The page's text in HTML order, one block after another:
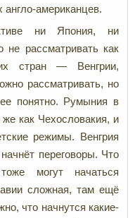
англо-американцев.
ни Япония, ни
рассматривать как
стран — Венгрии,
рассматривать, но
понятно. Румыния в
как Чехословакия, и
режимы. Венгрия
переговоры. Что
могут начаться
сложная, там ещё
что начнутся какие-